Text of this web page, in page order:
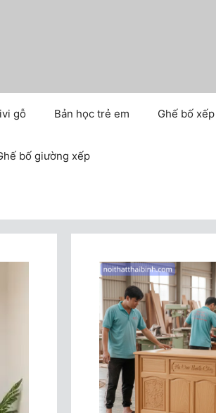
gỗ Bản học trẻ em Ghế bố xếp
bố giường xếp